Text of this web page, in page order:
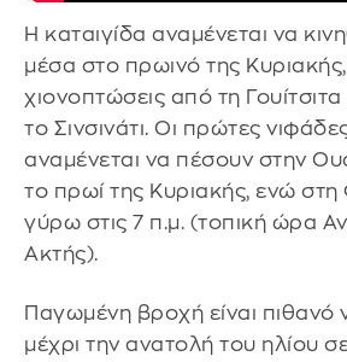
Η καταιγίδα αναμένεται να
μέσα στο πρωινό της
χιονοπτώσεις από τη
το Σινσινάτι. Οι πρώτες
αναμένεται να πέσουν στην
το πρωί της Κυριακής, ενώ στη
γύρω στις 7 π.μ. (τοπική ώρα
Ακτής).
Παγωμένη βροχή είναι πιθανό
μέχρι την ανατολή του ηλίου